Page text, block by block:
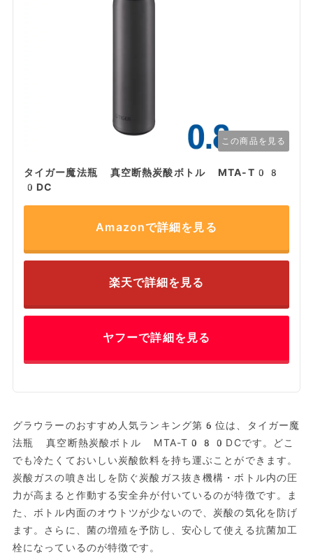
この商品を見る
タイガー魔法瓶 真空断熱炭酸ボトル MTA-T08
0DC
Amazonで詳細を見る
楽天で詳細を見る
ヤフーで詳細を見る
グラウラーのおすすめ人気ランキング第6位は、タイガー魔
法瓶 真空断熱炭酸ボトル MTA-T080DCです。どこ
でも冷たくておいしい炭酸飲料を持ち運ぶことができます。
炭酸ガスの噴き出しを防ぐ炭酸ガス抜き機構・ボトル内の圧
力が高まると作動する安全弁が付いているのが特徴です。ま
た、ボトル内面のオウトツが少ないので、炭酸の気化を防げ
ます。さらに、菌の増殖を予防し、安心して使える抗菌加工
栓になっているのが特徴です。